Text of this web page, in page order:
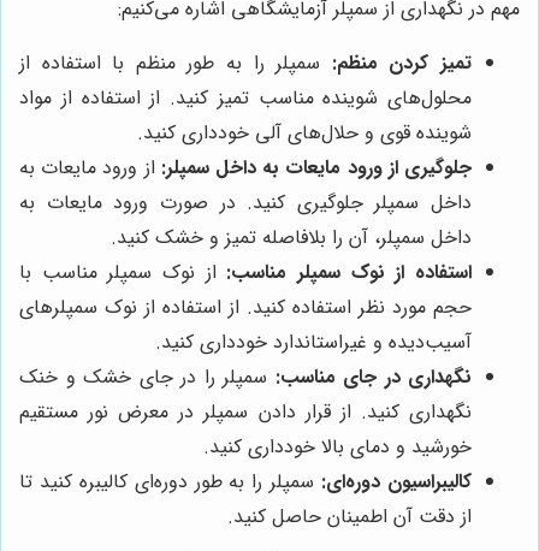
مهم در نگهداری از سمپلر آزمایشگاهی اشاره می‌کنیم:
تمیز کردن منظم: سمپلر را به طور منظم با استفاده از
محلول‌های شوینده مناسب تمیز کنید. از استفاده از مواد
شوینده قوی و حلال‌های آلی خودداری کنید.
جلوگیری از ورود مایعات به داخل سمپلر: از ورود مایعات به
داخل سمپلر جلوگیری کنید. در صورت ورود مایعات به
داخل سمپلر، آن را بلافاصله تمیز و خشک کنید.
استفاده از نوک سمپلر مناسب: از نوک سمپلر مناسب با
حجم مورد نظر استفاده کنید. از استفاده از نوک سمپلرهای
آسیب‌دیده و غیراستاندارد خودداری کنید.
نگهداری در جای مناسب: سمپلر را در جای خشک و خنک
نگهداری کنید. از قرار دادن سمپلر در معرض نور مستقیم
خورشید و دمای بالا خودداری کنید.
کالیبراسیون دوره‌ای: سمپلر را به طور دوره‌ای کالیبره کنید تا
از دقت آن اطمینان حاصل کنید.